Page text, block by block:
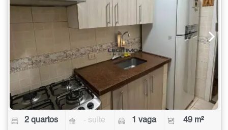
2 quartos - suíte 1 vaga 49 m²